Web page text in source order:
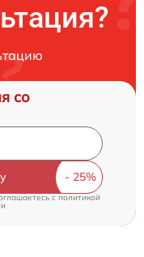
со
cполитикой